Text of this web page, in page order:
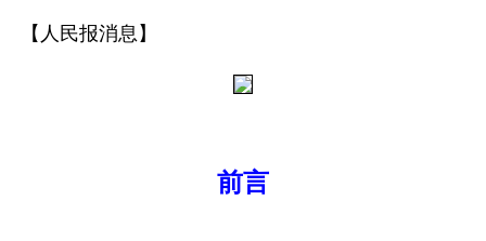
【人民报消息】
前言